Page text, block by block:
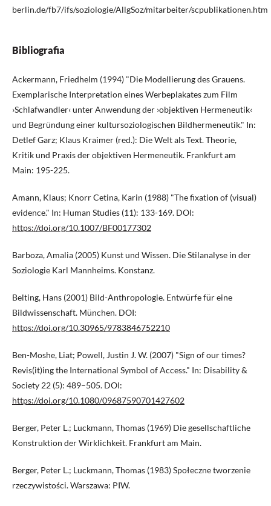
berlin.de/fb7/ifs/soziologie/AllgSoz/mitarbeiter/scpublikationen.htm
Bibliografia
Ackermann, Friedhelm (1994) "Die Modellierung des Grauens.
Exemplarische Interpretation eines Werbeplakates zum Film
›Schlafwandler‹ unter Anwendung der ›objektiven Hermeneutik‹
und Begründung einer kultursoziologischen Bildhermeneutik." In:
Detlef Garz; Klaus Kraimer (red.): Die Welt als Text. Theorie,
Kritik und Praxis der objektiven Hermeneutik. Frankfurt am
Main: 195-225.
Amann, Klaus; Knorr Cetina, Karin (1988) "The fixation of (visual)
evidence." In: Human Studies (11): 133-169. DOI:
https://doi.org/10.1007/BF00177302
Barboza, Amalia (2005) Kunst und Wissen. Die Stilanalyse in der
Soziologie Karl Mannheims. Konstanz.
Belting, Hans (2001) Bild-Anthropologie. Entwürfe für eine
Bildwissenschaft. München. DOI:
https://doi.org/10.30965/9783846752210
Ben-Moshe, Liat; Powell, Justin J. W. (2007) "Sign of our times?
Revis(it)ing the International Symbol of Access." In: Disability &
Society 22 (5): 489–505. DOI:
https://doi.org/10.1080/09687590701427602
Berger, Peter L.; Luckmann, Thomas (1969) Die gesellschaftliche
Konstruktion der Wirklichkeit. Frankfurt am Main.
Berger, Peter L.; Luckmann, Thomas (1983) Społeczne tworzenie
rzeczywistości. Warszawa: PIW.